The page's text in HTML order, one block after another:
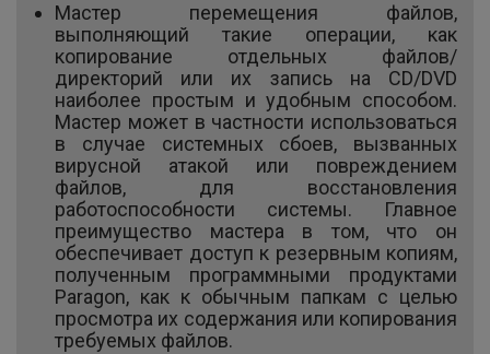
Мастер перемещения файлов,
выполняющий такие операции, как
копирование отдельных файлов/
директорий или их запись на CD/DVD
наиболее простым и удобным способом.
Мастер может в частности использоваться
в случае системных сбоев, вызванных
вирусной атакой или повреждением
файлов, для восстановления
работоспособности системы. Главное
преимущество мастера в том, что он
обеспечивает доступ к резервным копиям,
полученным программными продуктами
Paragon, как к обычным папкам с целью
просмотра их содержания или копирования
требуемых файлов.